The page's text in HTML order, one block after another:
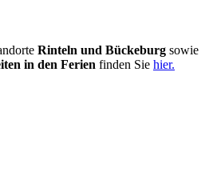
Rinteln und Bückeburg sowie
in den Ferien finden Sie hier.